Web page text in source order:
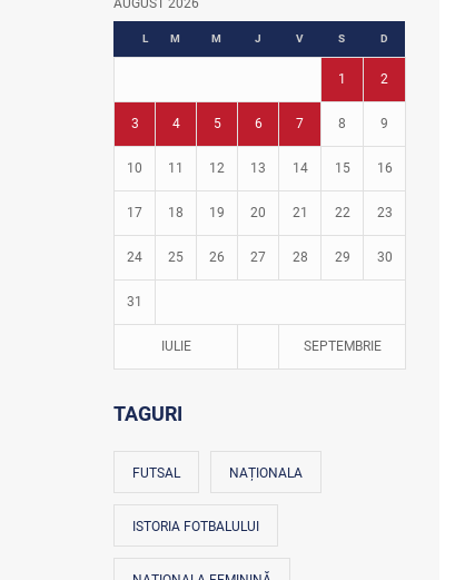
Fotbal în grădinițe
AUGUST 2026
L M M J V S D
1 2
3 4 5 6 7 8 9
10 11 12 13 14 15 16
17 18 19 20 21 22 23
24 25 26 27 28 29 30
31
IULIE SEPTEMBRIE
TAGURI
FUTSAL NAȚIONALA
ISTORIA FOTBALULUI